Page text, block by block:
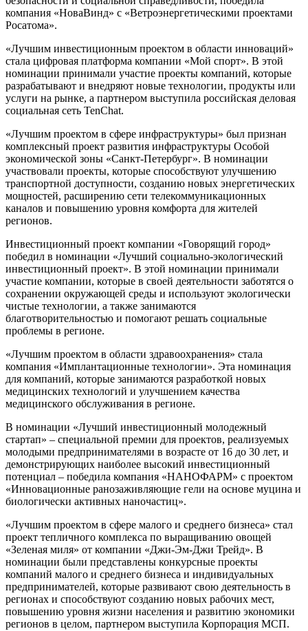
компания «НоваВинд» с «Ветроэнергетическими проектами
Росатома».
«Лучшим инвестиционным проектом в области инноваций»
стала цифровая платформа компании «Мой спорт». В этой
номинации принимали участие проекты компаний, которые
разрабатывают и внедряют новые технологии, продукты или
услуги на рынке, а партнером выступила российская деловая
социальная сеть TenChat.
«Лучшим проектом в сфере инфраструктуры» был признан
комплексный проект развития инфраструктуры Особой
экономической зоны «Санкт-Петербург». В номинации
участвовали проекты, которые способствуют улучшению
транспортной доступности, созданию новых энергетических
мощностей, расширению сети телекоммуникационных
каналов и повышению уровня комфорта для жителей
регионов.
Инвестиционный проект компании «Говорящий город»
победил в номинации «Лучший социально-экологический
инвестиционный проект». В этой номинации принимали
участие компании, которые в своей деятельности заботятся о
сохранении окружающей среды и используют экологически
чистые технологии, а также занимаются
благотворительностью и помогают решать социальные
проблемы в регионе.
«Лучшим проектом в области здравоохранения» стала
компания «Имплантационные технологии». Эта номинация
для компаний, которые занимаются разработкой новых
медицинских технологий и улучшением качества
медицинского обслуживания в регионе.
В номинации «Лучший инвестиционный молодежный
стартап» – специальной премии для проектов, реализуемых
молодыми предпринимателями в возрасте от 16 до 30 лет, и
демонстрирующих наиболее высокий инвестиционный
потенциал – победила компания «НАНОФАРМ» с проектом
«Инновационные ранозаживляющие гели на основе муцина и
биологически активных наночастиц».
«Лучшим проектом в сфере малого и среднего бизнеса» стал
проект тепличного комплекса по выращиванию овощей
«Зеленая миля» от компании «Джи-Эм-Джи Трейд». В
номинации были представлены конкурсные проекты
компаний малого и среднего бизнеса и индивидуальных
предпринимателей, которые развивают свою деятельность в
регионах и способствуют созданию новых рабочих мест,
повышению уровня жизни населения и развитию экономики
регионов в целом, партнером выступила Корпорация МСП.